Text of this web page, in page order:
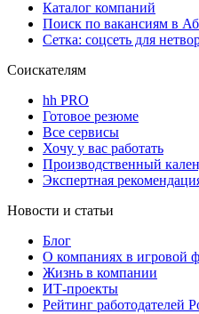
Каталог компаний
Поиск по вакансиям в
Сетка: соцсеть для
Соискателям
hh PRO
Готовое резюме
Все сервисы
Хочу у вас работать
Производственный
Экспертная
Новости и статьи
Блог
О компаниях в игровой
Жизнь в компании
ИТ-проекты
Рейтинг работодателей